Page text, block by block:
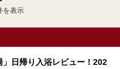
を表示
日帰り入浴レビュー！202